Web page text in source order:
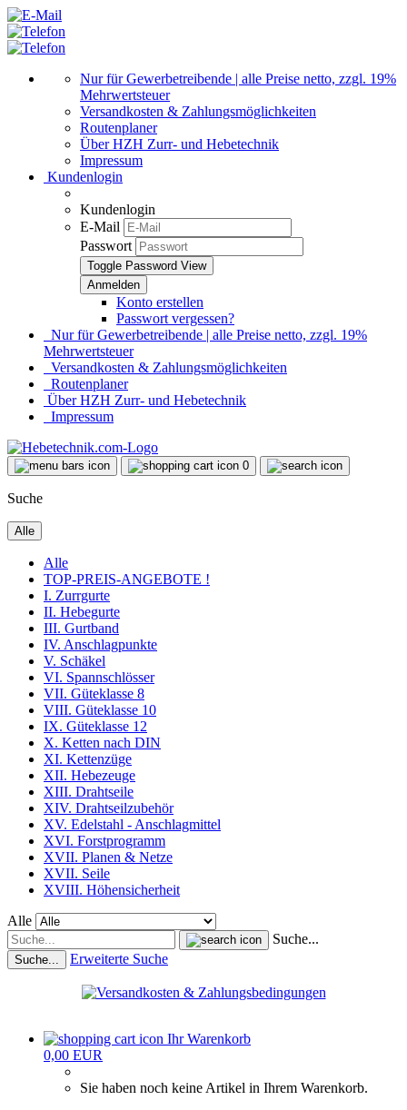
Nur für Gewerbetreibende | alle Preise netto, zzgl. 19%
Mehrwertsteuer
Versandkosten & Zahlungsmöglichkeiten
Routenplaner
Über HZH Zurr- und Hebetechnik
Impressum
Kundenlogin
Kundenlogin
E-Mail
Passwort
Toggle Password View
Konto erstellen
Passwort vergessen?
Nur für Gewerbetreibende | alle Preise netto, zzgl. 19%
Mehrwertsteuer
Versandkosten & Zahlungsmöglichkeiten
Routenplaner
Über HZH Zurr- und Hebetechnik
Impressum
0
Suche
Alle
Alle
TOP-PREIS-ANGEBOTE !
I. Zurrgurte
II. Hebegurte
III. Gurtband
IV. Anschlagpunkte
V. Schäkel
VI. Spannschlösser
VII. Güteklasse 8
VIII. Güteklasse 10
IX. Güteklasse 12
X. Ketten nach DIN
XI. Kettenzüge
XII. Hebezeuge
XIII. Drahtseile
XIV. Drahtseilzubehör
XV. Edelstahl - Anschlagmittel
XVI. Forstprogramm
XVII. Planen & Netze
XVII. Seile
XVIII. Höhensicherheit
Alle
Suche...
Suche... Erweiterte Suche
Ihr Warenkorb
0,00 EUR
Sie haben noch keine Artikel in Ihrem Warenkorb.